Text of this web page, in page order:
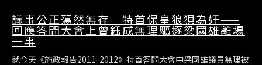
議事公正蕩然無存 特首保皇狼狽為奸——
回應答問大會上曾鈺成無理驅逐梁國雄離場
一事
就今天《施政報告2011-2012》特首答問大會中梁國雄議員無理被